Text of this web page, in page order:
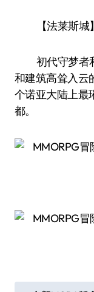
【法莱斯城】
初代守梦者
和建筑高耸入云
个诺亚大陆上最
都。